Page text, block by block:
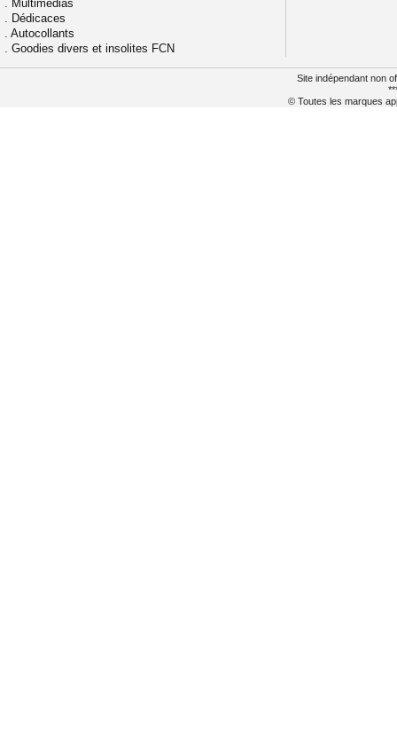
. Multimédias
. Dédicaces
. Autocollants
. Goodies divers et insolites FCN
Site indépendant non
© Toutes les marques